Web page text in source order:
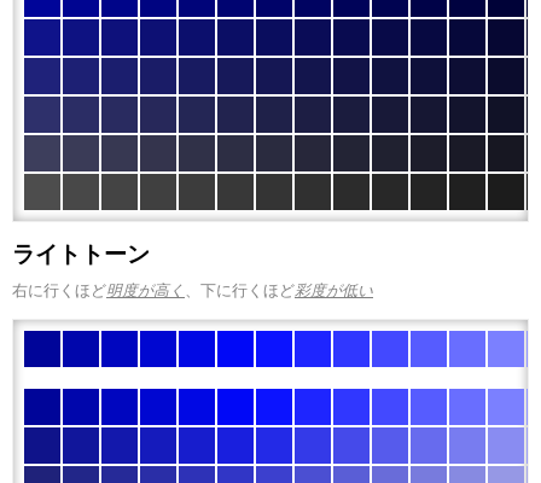
ライトトーン
右に行くほど明度が高く 、下に行くほど彩度が低い